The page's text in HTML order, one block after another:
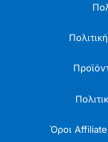
Όροι